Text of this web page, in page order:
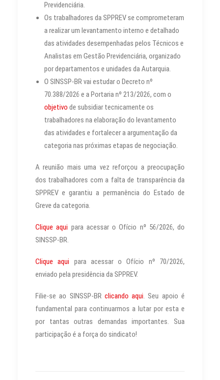
Previdenciária.
Os trabalhadores da SPPREV se comprometeram
a realizar um levantamento interno e detalhado
das atividades desempenhadas pelos Técnicos e
Analistas em Gestão Previdenciária, organizado
por departamentos e unidades da Autarquia.
O SINSSP-BR vai estudar o Decreto nº
70.388/2026 e a Portaria nº 213/2026, com o
objetivo de subsidiar tecnicamente os
trabalhadores na elaboração do levantamento
das atividades e fortalecer a argumentação da
categoria nas próximas etapas de negociação.
A reunião mais uma vez reforçou a preocupação
dos trabalhadores com a falta de transparência da
SPPREV e garantiu a permanência do Estado de
Greve da categoria.
Clique aqui para acessar o Ofício nº 56/2026, do
SINSSP-BR.
Clique aqui para acessar o Ofício nº 70/2026,
enviado pela presidência da SPPREV.
Filie-se ao SINSSP-BR clicando aqui. Seu apoio é
fundamental para continuarmos a lutar por esta e
por tantas outras demandas importantes. Sua
participação é a força do sindicato!